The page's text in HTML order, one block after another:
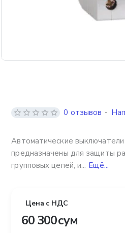
Автоматические
предназначены для защиты
групповых цепей, и... Ещё...
0 отзывов -
Цена с НДС
60 300 сум